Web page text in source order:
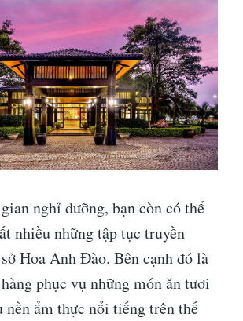
nghỉ dưỡng, bạn còn có thể
nhiều những tập tục truyền
Hoa Anh Đào. Bên cạnh đó là
phục vụ những món ăn tươi
nền ẩm thực nổi tiếng trên thế